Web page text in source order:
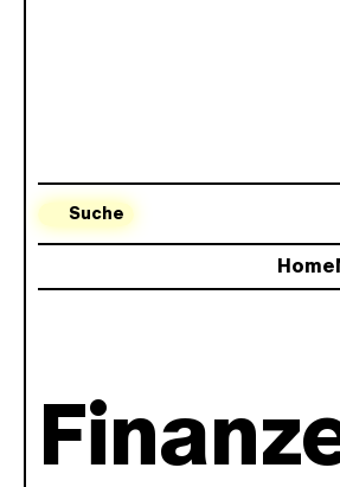
Suche
Home